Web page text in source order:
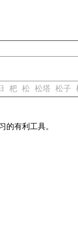
杷 松 松塔 松子
的有利工具。